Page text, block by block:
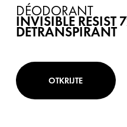
DÉODORANT
INVISIBLE RESIST
DETRANSPIRANT
OTKRIJTE